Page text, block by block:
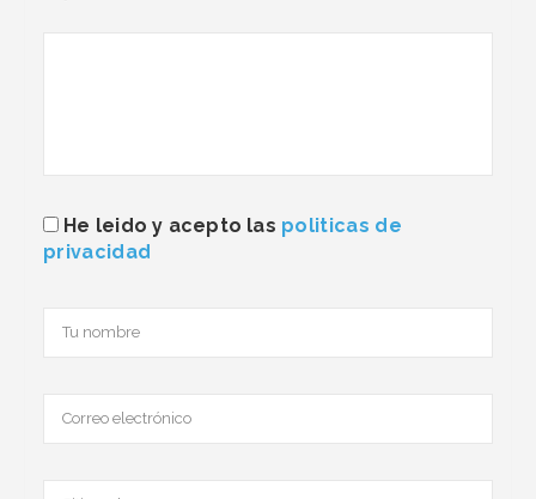
He leido y acepto las politicas de
privacidad